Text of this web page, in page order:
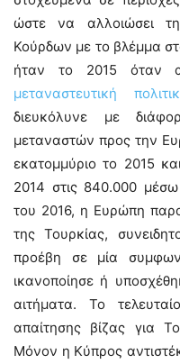
ώστε να αλλοιώσει
Κούρδων με το βλέμμα
ήταν το 2015 όταν
μεταναστευτική
διευκόλυνε με
μεταναστών προς την
εκατομμύριο το 2015
2014 στις 840.000
του 2016, η Ευρώπη
της Τουρκίας,
προέβη σε μία
ικανοποίησε ή
αιτήματα. Το
απαίτησης βίζας για
Μόνον η Κύπρος